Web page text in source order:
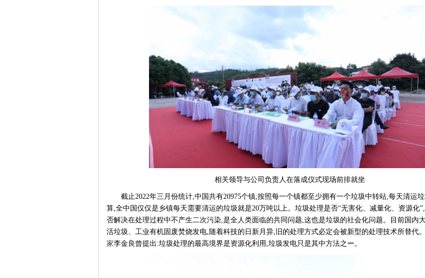
相关领导与公司负责人在落成仪式现场前排就坐
截止2022年三月份统计,中国共有20975个镇,按照每一个镇都至少拥有一个垃圾中转站,每天清运
算,全中国仅仅是乡镇每天需要清运的垃圾就是20万吨以上。垃圾处理是否“无害化、减量化、资源化
否解决在处理过程中不产生二次污染,是全人类面临的共同问题,这也是垃圾的社会化问题。目前国内
活垃圾、工业有机固废焚烧发电,随着科技的日新月异,旧的处理方式必定会被新型的处理技术所替代
家李金良曾提出:垃圾处理的最高境界是资源化利用,垃圾发电只是其中方法之ー。